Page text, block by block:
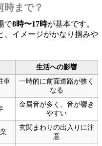
時まで？
で8時〜17時が基本です。
、イメージがかなり掴みや
生活への影響
車
一時的に前面道路が狭く
なる
金属音が多く、音が響き
やすい
玄関まわりの出入りに注
意